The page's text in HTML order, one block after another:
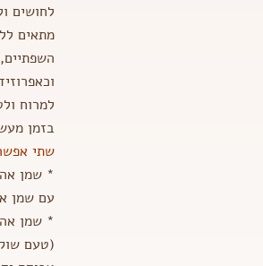
לחושים
מתאים
השפתיים,
למרוח
בזמן
שתי
* שמן
עם שמן
* שמן
(טעם